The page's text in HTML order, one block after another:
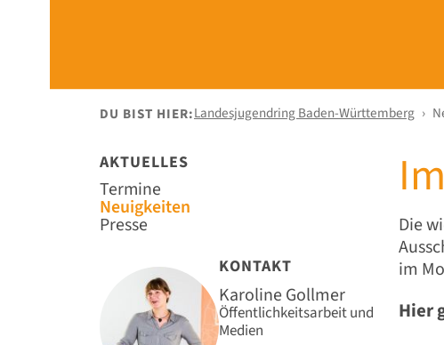
DU BIST HIER:Landesjugendring Baden-Württemberg
AKTUELLES
Navigation
überspringen
Termine
Neuigkeiten
Presse
KONTAKT
Karoline Gollmer
Öffentlichkeitsarbeit und
Medien
Die
im
Hier